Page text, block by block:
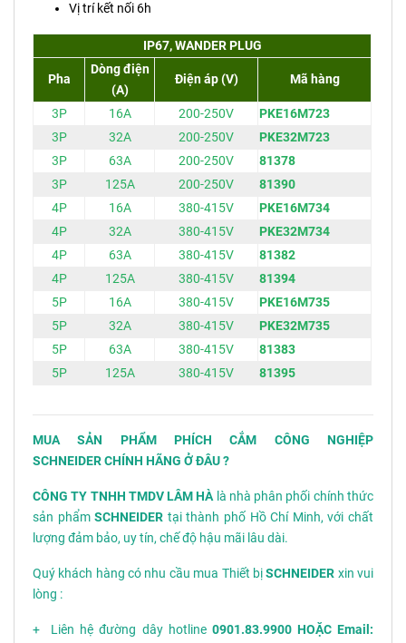
Vị trí kết nối 6h
IP67, WANDER PLUG
Pha
Dòng điện
(A)
Điện áp (V) Mã hàng
3P 16A 200-250V
PKE16M723
3P
32A 200-250V
PKE32M723
3P
63A 200-250V
81378
3P
125A 200-250V
81390
4P
16A 380-415V
PKE16M734
4P
32A 380-415V
PKE32M734
4P
63A 380-415V
81382
4P
125A 380-415V
81394
5P
16A 380-415V
PKE16M735
5P
32A 380-415V
PKE32M735
5P
63A 380-415V
81383
5P
125A 380-415V 81395
MUA SẢN PHẨM PHÍCH CẮM CÔNG NGHIỆP
SCHNEIDER CHÍNH HÃNG Ở ĐÂU ?
CÔNG TY TNHH TMDV LÂM HÀlà nhà phân phối chính thức
sản phẩmSCHNEIDER tại thành phố Hồ Chí Minh, với chất
lượng đảm bảo, uy tín, chế độ hậu mãi lâu dài.
Quý khách hàng có nhu cầu mua Thiết bịSCHNEIDER xin vui
lòng :
+ Liên hệ đường dây hotline 0901.83.9900 HOẶC Email: